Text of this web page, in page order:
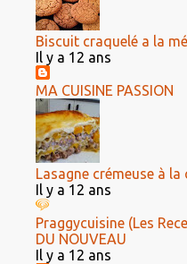
Biscuit craquelé a la
Il y a 12 ans
MA CUISINE PASSION
Lasagne crémeuse à
Il y a 12 ans
Praggycuisine (Les
DU NOUVEAU
Il y a 12 ans